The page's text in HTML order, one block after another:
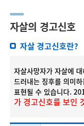
자살의 경고신호
자살 경고신호란?
자살사망자가 자살에
드러내는 징후를 의미
표현될 수 있습니다.
가 경고신호를 보인